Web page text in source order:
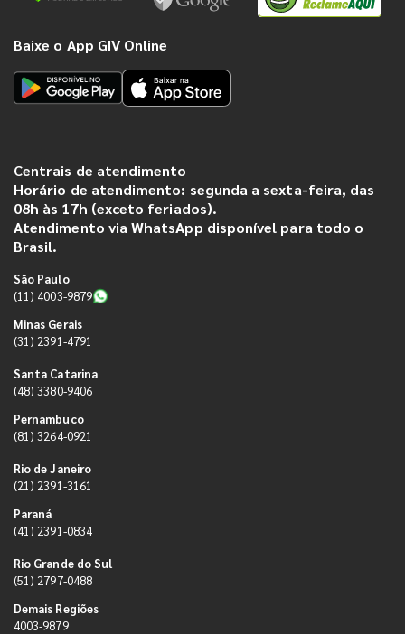
Baixe o App GIV Online
Centrais de atendimento
Horário de atendimento: segunda a sexta-feira, das
08h às 17h (exceto feriados).
Atendimento via WhatsApp disponível para todo o
Brasil.
São Paulo
(11) 4003-9879
Minas Gerais
(31) 2391-4791
Santa Catarina
(48) 3380-9406
Pernambuco
(81) 3264-0921
Rio de Janeiro
(21) 2391-3161
Paraná
(41) 2391-0834
Rio Grande do Sul
(51) 2797-0488
Demais Regiões
4003-9879